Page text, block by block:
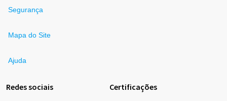
Segurança
Mapa do Site
Ajuda
Redes sociais Certificações